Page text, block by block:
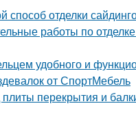
способ отделки
работы по
удобного и
от СпортМебель
перекрытия и